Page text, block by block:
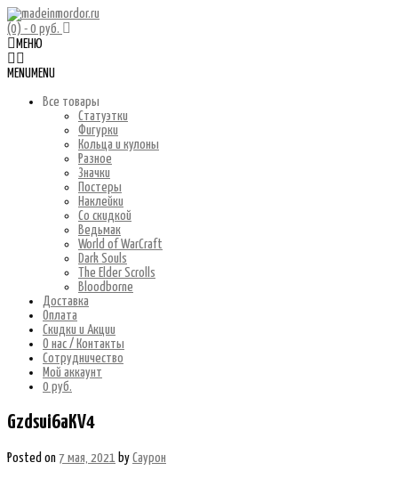
(0) - 0 руб.
МЕНЮ
MENU MENU
Все товары
Статуэтки
Фигурки
Кольца и кулоны
Разное
Значки
Постеры
Наклейки
Со скидкой
Ведьмак
World of WarCraft
Dark Souls
The Elder Scrolls
Bloodborne
Доставка
Оплата
Скидки и Акции
О нас / Контакты
Сотрудничество
Мой аккаунт
0 руб.
Gzdsui6aKV4
Posted on 7 мая, 2021 by Саурон